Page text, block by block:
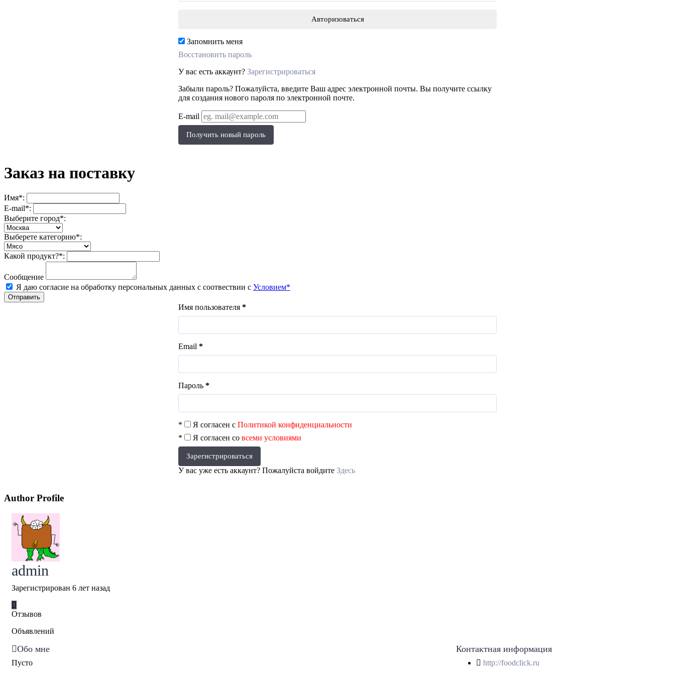
Запомнить меня
Восстановить пароль
У вас есть аккаунт? Зарегистрироваться
Забыли пароль? Пожалуйста, введите Ваш адрес электронной почты. Вы получите ссылку
для создания нового пароля по электронной почте.
E-mail
Получить новый пароль
Заказ на поставку
Имя*:
E-mail*:
Выберите город*:
Выберете категорию*:
Какой продукт?*:
Сообщение
Я даю согласие на обработку персональных данных с соотвествии с Условием*
Отправить
Имя пользователя *
Email *
Пароль *
* Я согласен с Политикой конфиденциальности
*
Я согласен со всеми условиями
Зарегистрироваться
У вас уже есть аккаунт? Пожалуйста войдите Здесь
Author Profile
admin
Зарегистрирован 6 лет назад
Отзывов
Объявлений
Обо мне
Пусто
Контактная информация
http://foodclick.ru